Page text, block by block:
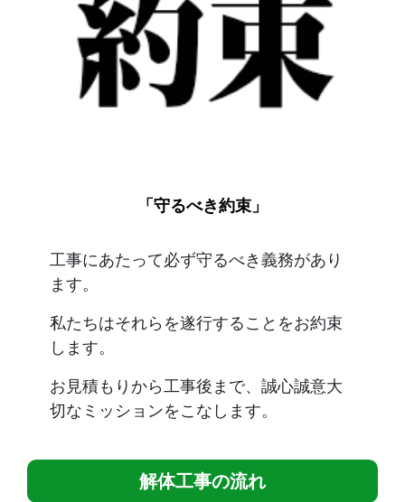
「守るべき約束」
工事にあたって必ず守るべき義務があり
ます。
私たちはそれらを遂行することをお約束
します。
お見積もりから工事後まで、誠心誠意大
切なミッションをこなします。
解体工事の流れ